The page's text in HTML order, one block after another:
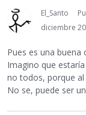
El_Santo
diciembre
Pues es una buena
Imagino que
no todos, porque al
No se, puede ser